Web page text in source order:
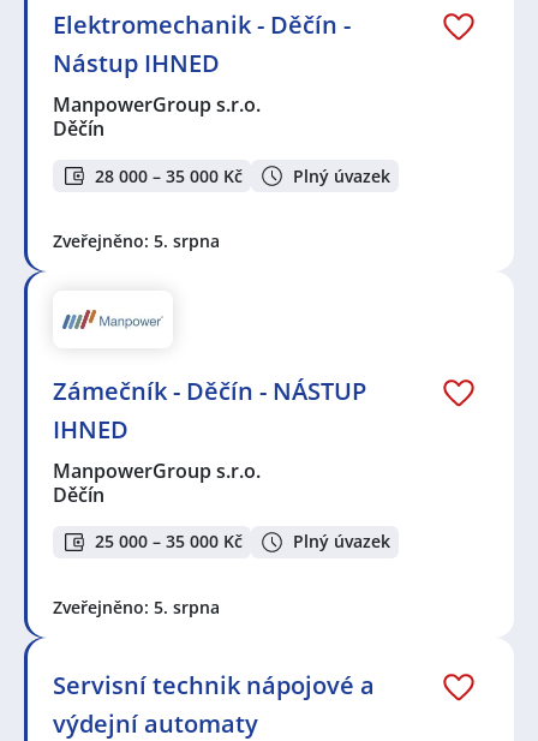
Elektromechanik - Děčín -
Nástup IHNED
ManpowerGroup s.r.o.
Děčín
28 000 – 35 000 Kč Plný úvazek
Zveřejněno: 5. srpna
Zámečník - Děčín - NÁSTUP
IHNED
ManpowerGroup s.r.o.
Děčín
25 000 – 35 000 Kč Plný úvazek
Zveřejněno: 5. srpna
Servisní technik nápojové a
výdejní automaty